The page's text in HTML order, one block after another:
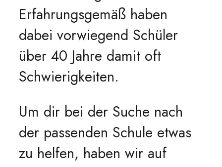
Erfahrungsgemäß haben
dabei vorwiegend Schüler
über 40 Jahre damit oft
Schwierigkeiten.
Um dir bei der Suche nach
der passenden Schule etwas
zu helfen, haben wir auf